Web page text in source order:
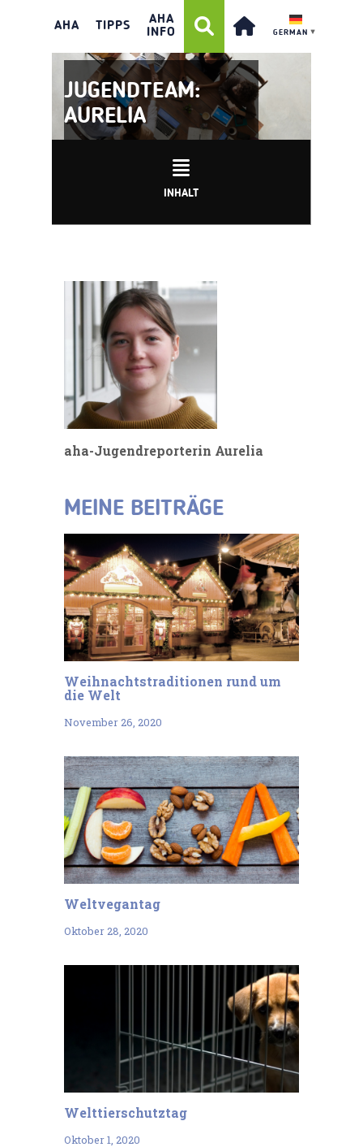
AHA TIPPS
AHA
INFO
GERMAN ▼
JUGENDTEAM:
AURELIA
INHALT
aha-Jugendreporterin Aurelia
MEINE BEITRÄGE
Weihnachtstraditionen rund um
die Welt
November 26, 2020
Weltvegantag
Oktober 28, 2020
Welttierschutztag
Oktober 1, 2020